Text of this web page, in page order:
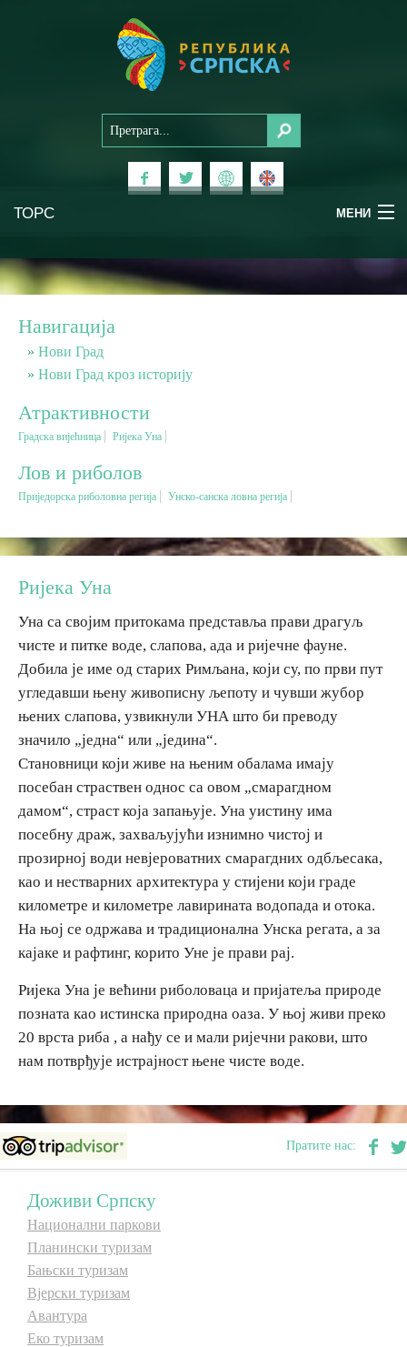
ТОРС МЕНИ
Планински туризам
Бањски туризам
Авантура
Еко туризам
Гастрономија
Лов и риболов
Сеоски туризам
Омладински туризам
Дестинације
Списак дестинација
Мапа дестинација
Манифестације
Смјештај
Фото
Видео
E-Brochure
Откриј Српску
Навигација
Нови Град
Нови Град кроз историју
Атрактивности
Градска вијећница Ријека Уна
Лов и риболов
Приједорска риболовна регија Унско-санска ловна регија
Ријека Уна
Уна са својим притокама представља прави драгуљ
чисте и питке воде, слапова, ада и ријечне фауне.
Добила је име од старих Римљана, који су, по први пут
угледавши њену живописну љепоту и чувши жубор
њених слапова, узвикнули УНА што би преводу
значило „једна“ или „једина“.
Становници који живе на њеним обалама имају
посебан страствен однос са овом „смарагдном
дамом“, страст која запањује. Уна уистину има
посебну драж, захваљујући изнимно чистој и
прозирној води невјероватних смарагдних одбљесака,
као и нестварних архитектура у стијени који граде
километре и километре лавирината водопада и отока.
На њој се одржава и традиционална Унска регата, а за
кајаке и рафтинг, корито Уне је прави рај.
Ријека Уна је већини риболоваца и пријатеља природе
позната као истинска природна оаза. У њој живи преко
20 врста риба , а нађу се и мали ријечни ракови, што
нам потврђује истрајност њене чисте воде.
Пратите нас:
Доживи Српску
Национални паркови
Планински туризам
Бањски туризам
Вјерски туризам
Авантура
Еко туризам